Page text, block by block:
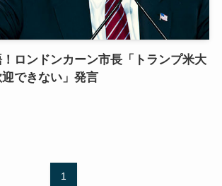
ロンドンカーン市長「トランプ米大
できない」発言
1